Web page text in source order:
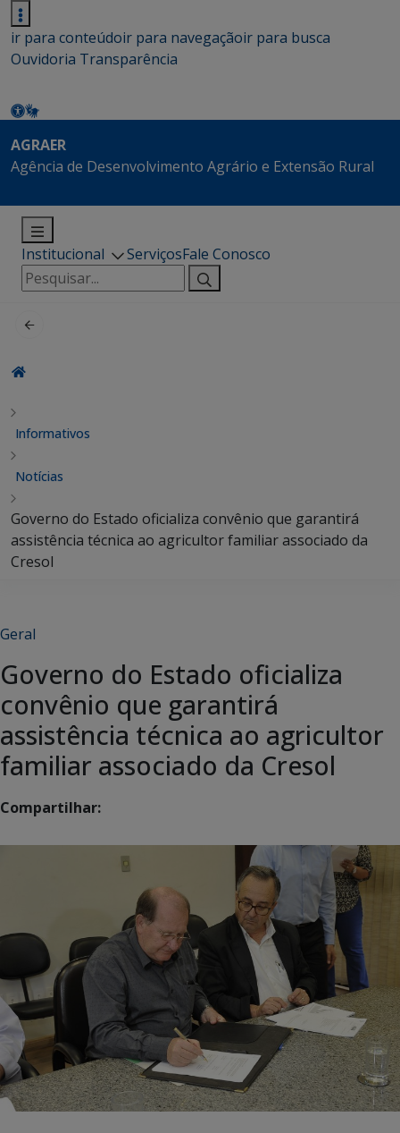
ir para conteúdoir para navegaçãoir para busca
Ouvidoria Transparência
AGRAER
Agência de Desenvolvimento Agrário e Extensão Rural
Institucional ServiçosFale Conosco
Pesquisar
por:
Informativos
Notícias
Governo do Estado oficializa convênio que garantirá
assistência técnica ao agricultor familiar associado da
Cresol
Geral
Governo do Estado oficializa
convênio que garantirá
assistência técnica ao agricultor
familiar associado da Cresol
Compartilhar: